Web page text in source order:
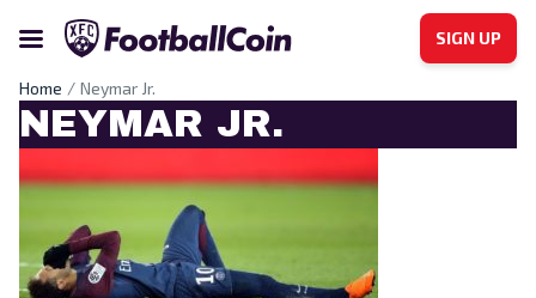
SIGN UP
Home Neymar Jr.
NEYMAR JR.